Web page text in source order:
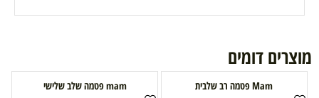
מוצרים דומים
Mam פטמה רב שלבית mam פטמה שלב שלישי